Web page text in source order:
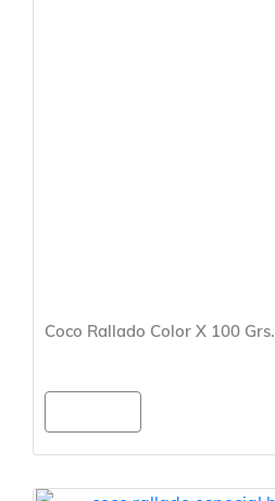
Coco Rallado Color X 100 Grs.